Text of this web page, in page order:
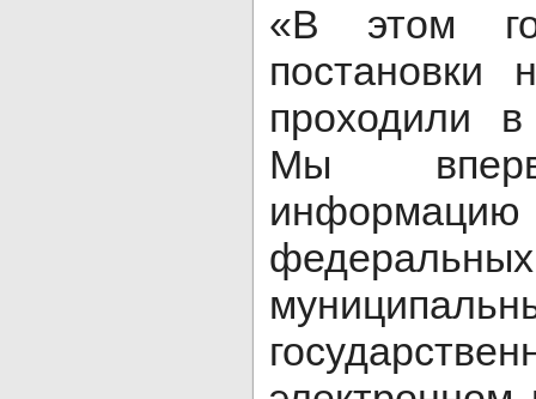
«В этом
постановки
проходили
Мы